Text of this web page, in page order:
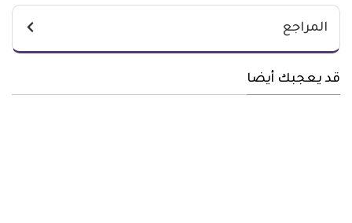
المراجع
قد يعجبك أيضا